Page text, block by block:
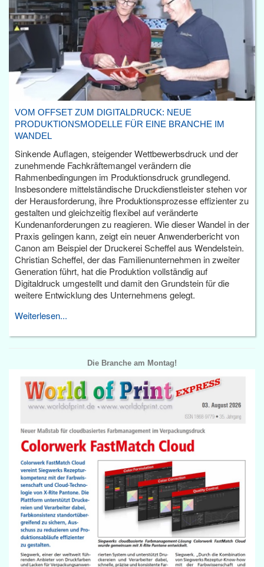
VOM OFFSET ZUM DIGITALDRUCK: NEUE
PRODUKTIONSMODELLE FÜR EINE BRANCHE IM
WANDEL
Sinkende Auflagen, steigender Wettbewerbsdruck und der
zunehmende Fachkräftemangel verändern die
Rahmenbedingungen im Produktionsdruck grundlegend.
Insbesondere mittelständische Druckdienstleister stehen vor
der Herausforderung, ihre Produktionsprozesse effizienter zu
gestalten und gleichzeitig flexibel auf veränderte
Kundenanforderungen zu reagieren. Wie dieser Wandel in der
Praxis gelingen kann, zeigt ein neuer Anwenderbericht von
Canon am Beispiel der Druckerei Scheffel aus Wendelstein.
Christian Scheffel, der das Familienunternehmen in zweiter
Generation führt, hat die Produktion vollständig auf
Digitaldruck umgestellt und damit den Grundstein für die
weitere Entwicklung des Unternehmens gelegt.
Weiterlesen...
Die Branche am Montag!